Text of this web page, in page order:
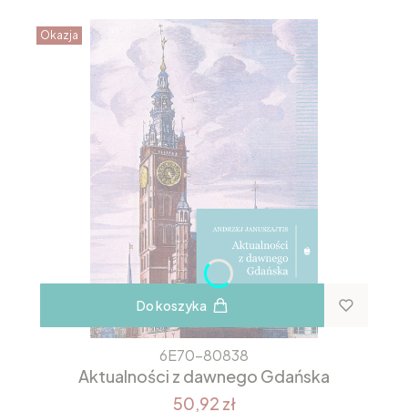
Okazja
Do koszyka
6E70-80838
Aktualności z dawnego Gdańska
50,92 zł